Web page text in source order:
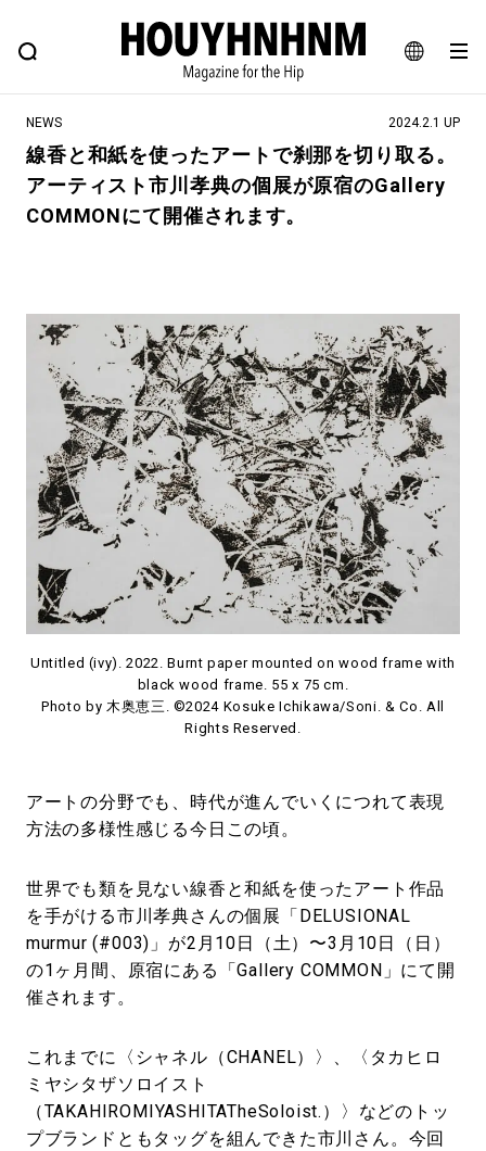
JA
EN
FEATURE BLOG SNAP
ヒップなファッション、カルチャー、ライフスタイルWEBマガジン
#注目のタグ
#NEW VINTAGE #マイナーグッド図鑑
#路地裏てぃーん。 #MONTHLY JOURNAL
#GH 銘品の所以 #フイナムのYouTube
#Commune H #FOCUS IT #AH.H
#ととけん #FASHION #MUSIC #MOVIE
#LIFESTYLE #SNEAKER #OUTDOOR
#SPORTS #HANDSOME HANDBOOK
NEWS 2024.2.1 UP
線香と和紙を使ったアートで刹那を切り取る。
アーティスト市川孝典の個展が原宿のGallery
COMMONにて開催されます。
Untitled (ivy). 2022. Burnt paper mounted on wood frame with
black wood frame. 55 x 75 cm.
Photo by 木奥恵三. ©2024 Kosuke Ichikawa/Soni. & Co. All
Rights Reserved.
アートの分野でも、時代が進んでいくにつれて表現
方法の多様性感じる今日この頃。
世界でも類を見ない線香と和紙を使ったアート作品
を手がける市川孝典さんの個展「DELUSIONAL
murmur (#003)」が2月10日（土）〜3月10日（日）
の1ヶ月間、原宿にある「Gallery COMMON」にて開
催されます。
これまでに〈シャネル（CHANEL）〉、〈タカヒロ
ミヤシタザソロイスト
（TAKAHIROMIYASHITATheSoloist.）〉などのトッ
プブランドともタッグを組んできた市川さん。今回